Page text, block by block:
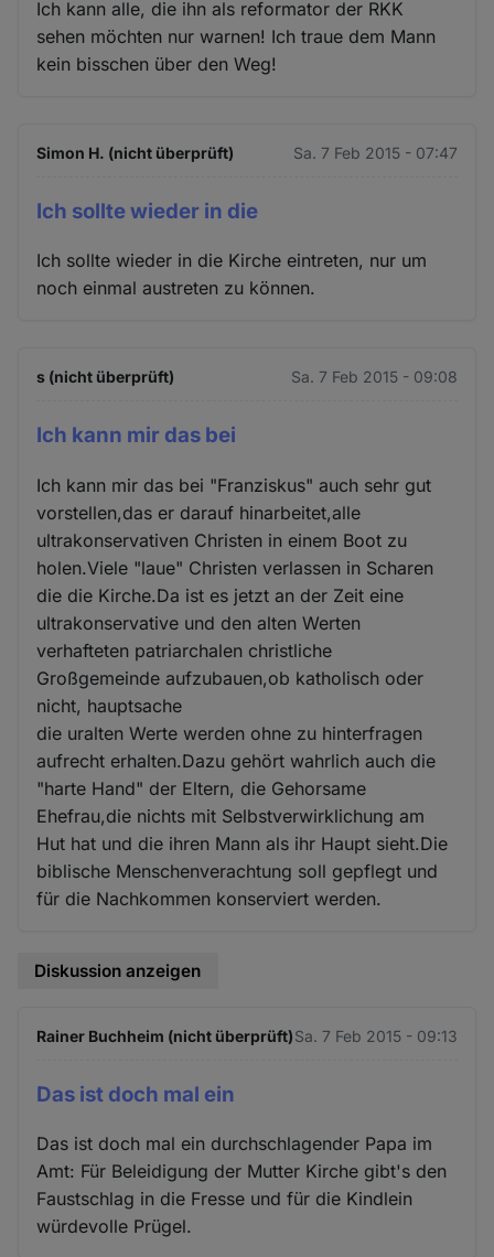
Ich kann alle, die ihn als reformator der RKK
sehen möchten nur warnen! Ich traue dem Mann
kein bisschen über den Weg!
Simon H. (nicht überprüft) Sa. 7 Feb 2015 - 07:47
Ich sollte wieder in die
Ich sollte wieder in die Kirche eintreten, nur um
noch einmal austreten zu können.
s (nicht überprüft) Sa. 7 Feb 2015 - 09:08
Ich kann mir das bei
Ich kann mir das bei "Franziskus" auch sehr gut
vorstellen,das er darauf hinarbeitet,alle
ultrakonservativen Christen in einem Boot zu
holen.Viele "laue" Christen verlassen in Scharen
die die Kirche.Da ist es jetzt an der Zeit eine
ultrakonservative und den alten Werten
verhafteten patriarchalen christliche
Großgemeinde aufzubauen,ob katholisch oder
nicht, hauptsache
die uralten Werte werden ohne zu hinterfragen
aufrecht erhalten.Dazu gehört wahrlich auch die
"harte Hand" der Eltern, die Gehorsame
Ehefrau,die nichts mit Selbstverwirklichung am
Hut hat und die ihren Mann als ihr Haupt sieht.Die
biblische Menschenverachtung soll gepflegt und
für die Nachkommen konserviert werden.
Diskussion anzeigen
Rainer Buchheim (nicht überprüft)Sa. 7 Feb 2015 - 09:13
Das ist doch mal ein
Das ist doch mal ein durchschlagender Papa im
Amt: Für Beleidigung der Mutter Kirche gibt's den
Faustschlag in die Fresse und für die Kindlein
würdevolle Prügel.